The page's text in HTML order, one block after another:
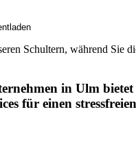
Schultern, während Sie
in Ulm bietet
für einen